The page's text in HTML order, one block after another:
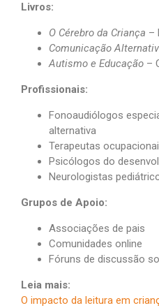
Livros:
O Cérebro da Criança –
Comunicação
Autismo e Educação –
Profissionais:
Fonoaudiólogos
alternativa
Terapeutas
Psicólogos do
Neurologistas
Grupos de Apoio:
Associações de pais
Comunidades online
Fóruns de discussão
Leia mais:
O impacto da leitura em